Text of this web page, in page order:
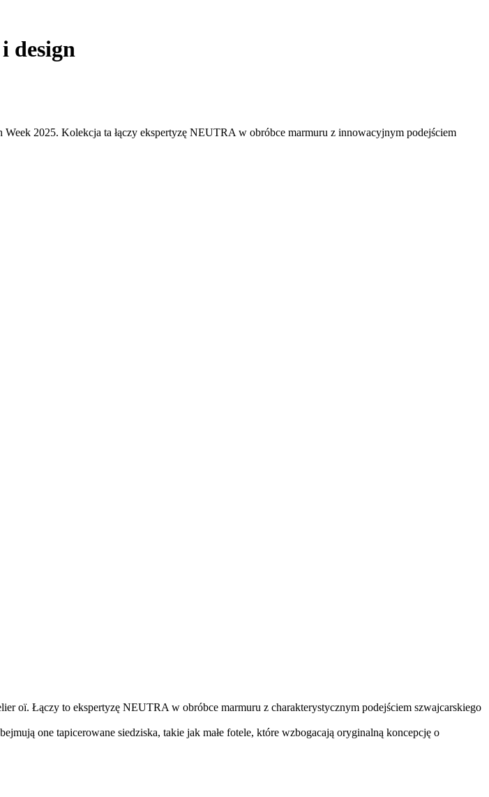
design
2025. Kolekcja ta łączy ekspertyzę NEUTRA w obróbce marmuru z innowacyjnym podejściem
oï. Łączy to ekspertyzę NEUTRA w obróbce marmuru z charakterystycznym podejściem szwajcarskiego
one tapicerowane siedziska, takie jak małe fotele, które wzbogacają oryginalną koncepcję o